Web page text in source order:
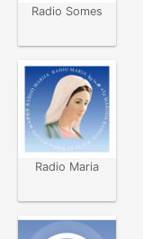
Radio Somes
Radio Maria